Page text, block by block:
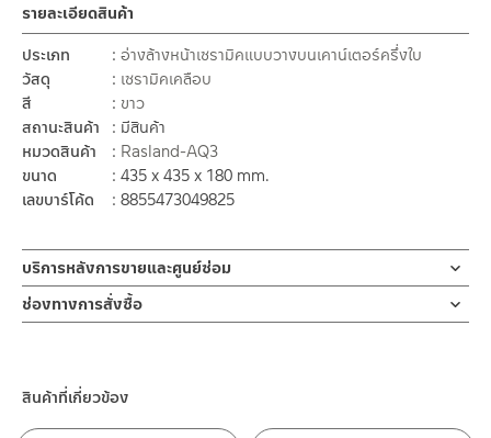
รายละเอียดสินค้า
ประเภท
อ่างล้างหน้าเซรามิคแบบวางบนเคาน์เตอร์ครึ่งใบ
วัสดุ
เซรามิคเคลือบ
สี
ขาว
สถานะสินค้า
มีสินค้า
หมวดสินค้า
Rasland-AQ3
ขนาด
435 x 435 x 180 mm.
เลขบาร์โค้ด
8855473049825
บริการหลังการขายและศูนย์ซ่อม
ช่องทางออนไลน์
– Email: contact@charnpaiboon.com
ช่องทางการสั่งซื้อ
– Shopee
–Lazada
สินค้าที่เกี่ยวข้อง